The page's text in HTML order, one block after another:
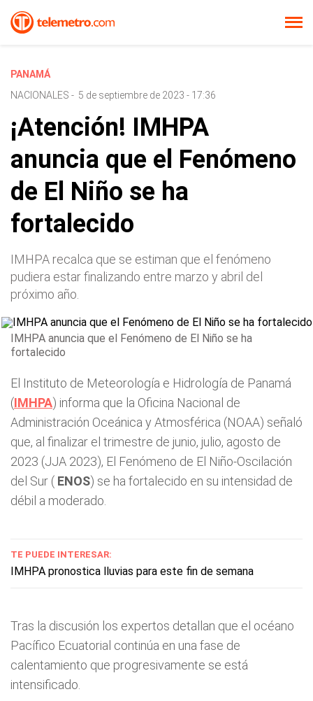
PANAMÁ
NACIONALES - 5 de septiembre de 2023 - 17:36
¡Atención! IMHPA
anuncia que el Fenómeno
de El Niño se ha
fortalecido
IMHPA recalca que se estiman que el fenómeno
pudiera estar finalizando entre marzo y abril del
próximo año.
IMHPA anuncia que el Fenómeno de El Niño se ha
fortalecido
El Instituto de Meteorología e Hidrología de Panamá
(IMHPA) informa que la Oficina Nacional de
Administración Oceánica y Atmosférica (NOAA) señaló
que, al finalizar el trimestre de junio, julio, agosto de
2023 (JJA 2023), El Fenómeno de El Niño-Oscilación
del Sur ( ENOS) se ha fortalecido en su intensidad de
débil a moderado.
TE PUEDE INTERESAR:
IMHPA pronostica lluvias para este fin de semana
Tras la discusión los expertos detallan que el océano
Pacífico Ecuatorial continúa en una fase de
calentamiento que progresivamente se está
intensificado.